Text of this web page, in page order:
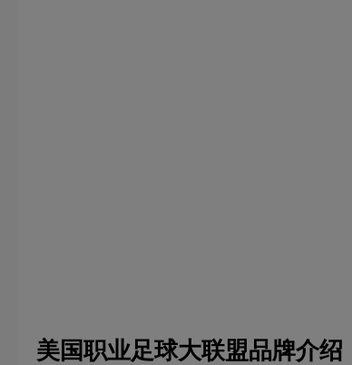
美国职业足球大联盟品牌介绍